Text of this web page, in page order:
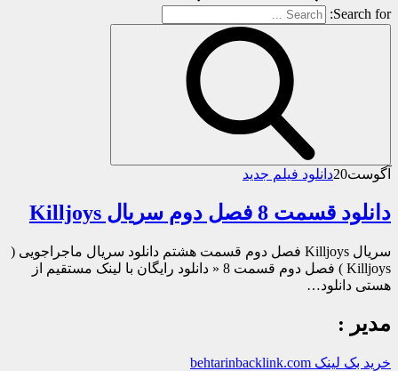
Search for:
آگوست20دانلود فیلم جدید
دانلود قسمت 8 فصل دوم سریال Killjoys
سریال Killjoys فصل دوم قسمت هشتم دانلود سریال ماجراجویی (
Killjoys ) فصل دوم قسمت 8 « دانلود رایگان با لینک مستقیم از
هستی دانلود…
مدیر :
خرید بک لینک behtarinbacklink.com